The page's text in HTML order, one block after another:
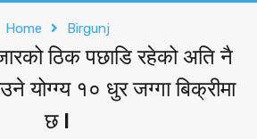
Home Birgunj
ठिक पछाडि रहेको अति नै
योग्ग्य १० धुर जग्गा बिक्रीमा
छ l